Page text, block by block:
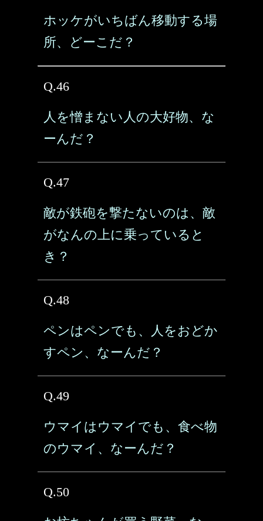
ホッケがいちばん移動する場
所、どーこだ？
Q.46
人を憎まない人の大好物、な
ーんだ？
Q.47
敵が鉄砲を撃たないのは、敵
がなんの上に乗っていると
き？
Q.48
ペンはペンでも、人をおどか
すペン、なーんだ？
Q.49
ウマイはウマイでも、食べ物
のウマイ、なーんだ？
Q.50